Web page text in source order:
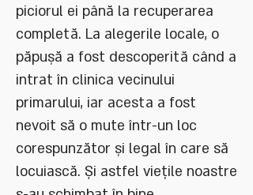
piciorul ei până la recuperarea
completă. La alegerile locale, o
păpușă a fost descoperită când a
intrat în clinica vecinului
primarului, iar acesta a fost
nevoit să o mute într-un loc
corespunzător și legal în care să
locuiască. Și astfel viețile noastre